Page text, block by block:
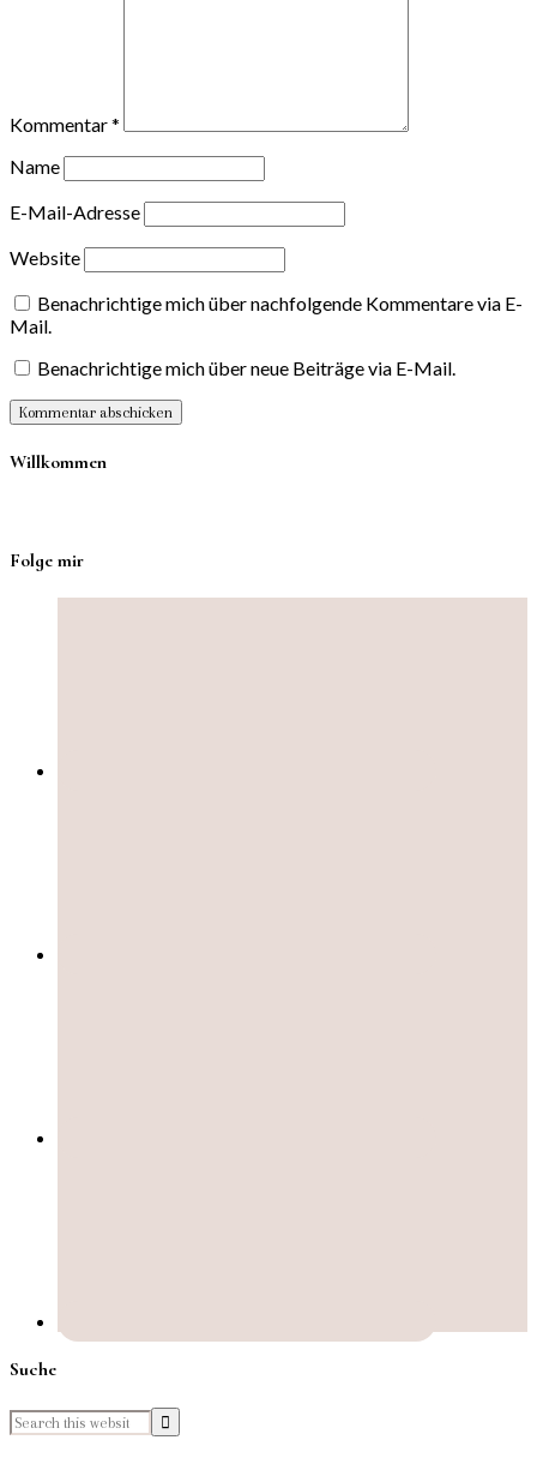
Kommentar*
Name
E-Mail-Adresse
Website
Benachrichtige mich über nachfolgende Kommentare via E-
Mail.
Benachrichtige mich über neue Beiträge via E-Mail.
Willkommen
Folge mir
Suche